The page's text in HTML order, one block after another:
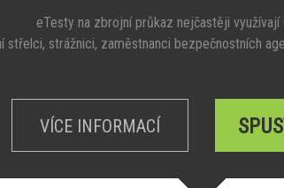
eTesty na zbrojní průkaz nejčastěji využívají
střelci, strážnici, zaměstnanci bezpečnostních
VÍCE INFORMACÍ